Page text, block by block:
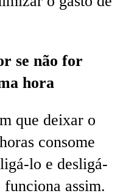
se não for
hora
que deixar o
consome
lo e desligá-
funciona assim.